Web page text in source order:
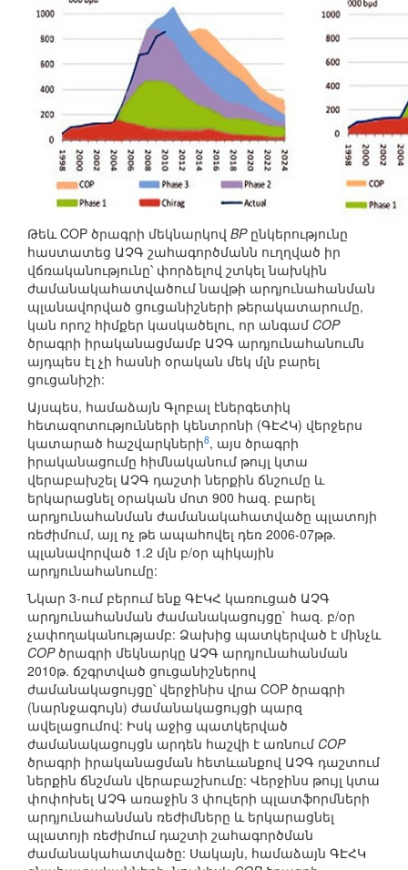
Թեև COP ծրագրի մեկնարկով BPընկերությունը
հաստատեց ԱՉԳ շահագործմանն ուղղված իր
վճռականությունը՝ փորձելով շտկել նախկին
ժամանակահատվածում նավթի արդյունահանման
պլանավորված ցուցանիշների թերակատարումը,
կան որոշ հիմքեր կասկածելու, որ անգամ COP
ծրագրի իրականացմամբ ԱՉԳ արդյունահանումն
այդպես էլ չի հասնի օրական մեկ մլն բարել
ցուցանիշի:
Այսպես, համաձայն Գլոբալ էներգետիկ
հետազոտությունների կենտրոնի (ԳԷՀԿ) վերջերս
կատարած հաշվարկների8, այս ծրագրի
իրականացումը հիմնականում թույլ կտա
վերաբախշել ԱՉԳ դաշտի ներքին ճնշումը և
երկարացնել օրական մոտ 900 հազ. բարել
արդյունահանման ժամանակահատվածը պլատոյի
ռեժիմում, այլ ոչ թե ապահովել դեռ 2006-07թթ.
պլանավորված 1.2 մլն բ/օր պիկային
արդյունահանումը:
Նկար 3-ում բերում ենք ԳԷԿՀ կառուցած ԱՉԳ
արդյունահանման ժամանակացույցը` հազ. բ/օր
չափողականությամբ: Ձախից պատկերված է մինչև
COPծրագրի մեկնարկը ԱՉԳ արդյունահանման
2010թ. ճշգրտված ցուցանիշներով
ժամանակացույցը՝ վերջինիս վրա COP ծրագրի
(նարնջագույն) ժամանակացույցի պարզ
ավելացումով: Իսկ աջից պատկերված
ժամանակացույցն արդեն հաշվի է առնում COP
ծրագրի իրականացման հետևանքով ԱՉԳ դաշտում
ներքին ճնշման վերաբաշխումը: Վերջինս թույլ կտա
փոփոխել ԱՉԳ առաջին 3 փուլերի պլատֆորմների
արդյունահանման ռեժիմները և երկարացնել
պլատոյի ռեժիմում դաշտի շահագործման
ժամանակահատվածը: Սակայն, համաձայն ԳԷՀԿ